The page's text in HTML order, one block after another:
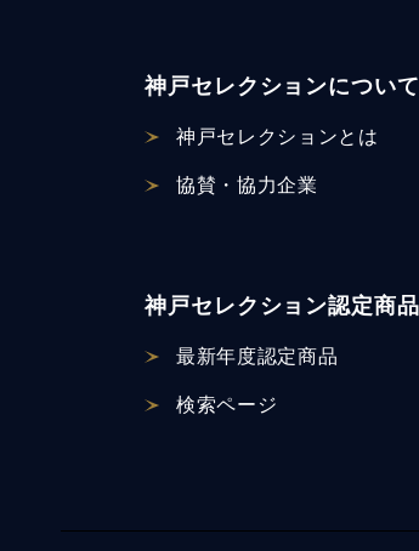
神戸セレクションについて
神戸セレクションとは
協賛・協力企業
神戸セレクション認定商
最新年度認定商品
検索ページ